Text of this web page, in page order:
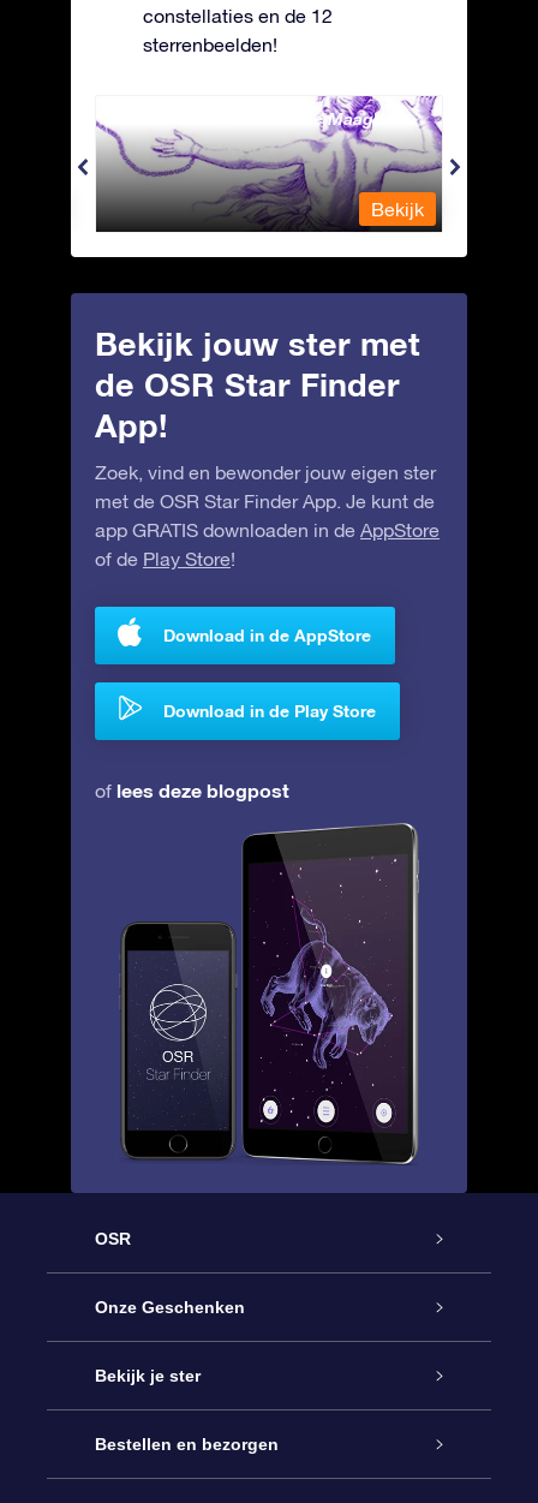
constellaties en de 12
sterrenbeelden!
Andromeda - Geketende Maagd
Bekijk
Bekijk jouw ster met
de OSR Star Finder
App!
Zoek, vind en bewonder jouw eigen ster
met de OSR Star Finder App. Je kunt de
app GRATIS downloaden in de AppStore
of de Play Store!
Download in de AppStore
Download in de Play Store
of lees deze blogpost
OSR
Service
Contact
Blog
Onze Geschenken
Online Star Gift
OSR Cadeaupakket
Bekijk je ster
Sterrenregister
Bestellen en bezorgen